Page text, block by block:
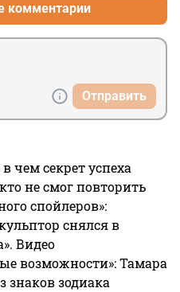
комментарии
Отправить
чем секрет успеха
не смог повторить
спойлеров»:
снялся в
Видео
возможности»: Тамара
знаков зодиака